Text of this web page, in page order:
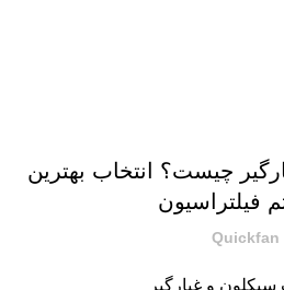
چیست؟ انتخاب بهترین
فیلتراسیون
Quickfan